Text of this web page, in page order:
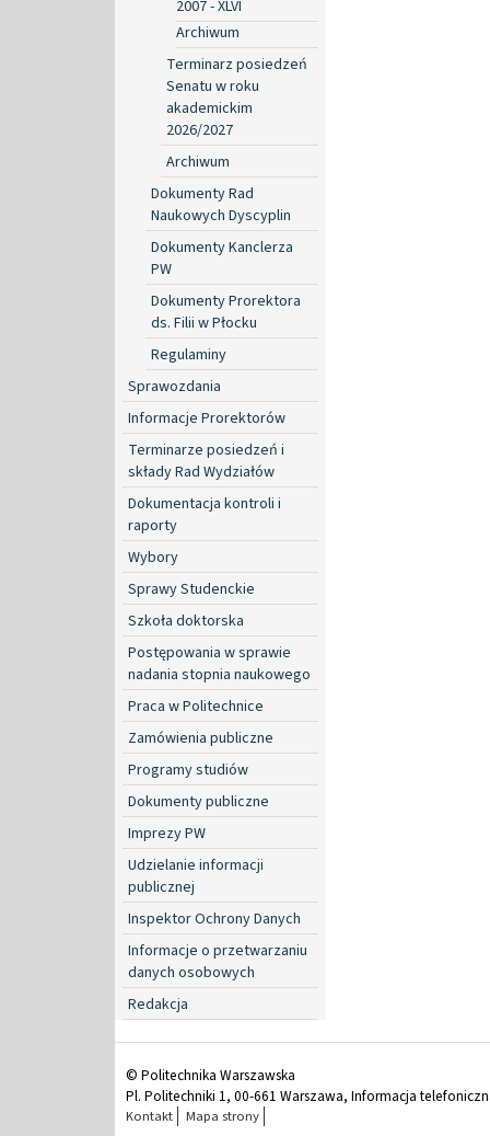
2007 - XLVI
Archiwum
Terminarz posiedzeń
Senatu w roku
akademickim
2026/2027
Archiwum
Dokumenty Rad
Naukowych Dyscyplin
Dokumenty Kanclerza
PW
Dokumenty Prorektora
ds. Filii w Płocku
Regulaminy
Sprawozdania
Informacje Prorektorów
Terminarze posiedzeń i
składy Rad Wydziałów
Dokumentacja kontroli i
raporty
Wybory
Sprawy Studenckie
Szkoła doktorska
Postępowania w sprawie
nadania stopnia naukowego
Praca w Politechnice
Zamówienia publiczne
Programy studiów
Dokumenty publiczne
Imprezy PW
Udzielanie informacji
publicznej
Inspektor Ochrony Danych
Informacje o przetwarzaniu
danych osobowych
Redakcja
© Politechnika Warszawska
Pl. Politechniki 1, 00-661 Warszawa, Informacja
Kontakt Mapa strony